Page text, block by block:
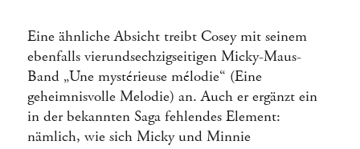
Eine ähnliche Absicht treibt Cosey mit seinem
ebenfalls vierundsechzigseitigen Micky-Maus-
Band „Une mystérieuse mélodie“ (Eine
geheimnisvolle Melodie) an. Auch er ergänzt ein
in der bekannten Saga fehlendes Element:
nämlich, wie sich Micky und Minnie